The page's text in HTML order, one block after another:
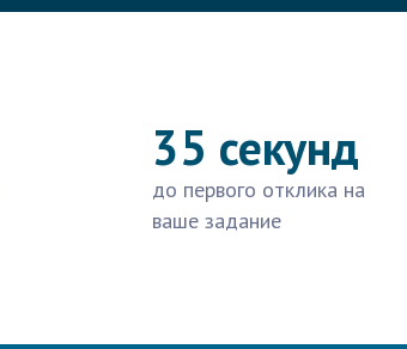
35 секунд
до первого отклика на
ваше задание